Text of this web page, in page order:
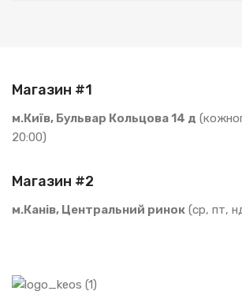
Магазин #1
м.Київ, Бульвар Кольцова 14 д
20:00)
Магазин #2
м.Канів, Центральний ринок (ср, пт,